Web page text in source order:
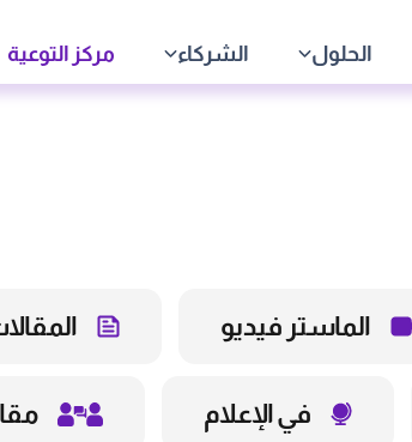
الحلول الشركاء مركز التوعية
الماستر فيديو
في الإعلام